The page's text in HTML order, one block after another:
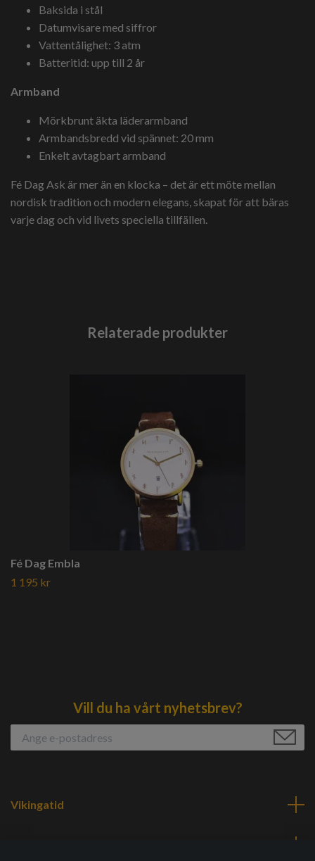
Baksida i stål
Datumvisare med siffror
Vattentålighet: 3 atm
Batteritid: upp till 2 år
Armband
Mörkbrunt äkta läderarmband
Armbandsbredd vid spännet: 20 mm
Enkelt avtagbart armband
Fé Dag Ask är mer än en klocka – det är ett möte mellan
nordisk tradition och modern elegans, skapat för att bäras
varje dag och vid livets speciella tillfällen.
Fé Dag Embla
1 195 kr
Vill du ha vårt nyhetsbrev?
Vikingatid